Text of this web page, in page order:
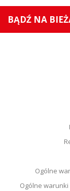
BĄDŹ NA
Ogólne
Ogólne warunki